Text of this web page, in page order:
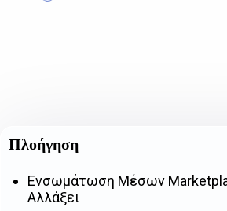
Πλοήγηση
Ενσωμάτωση Μέσων
Αλλάξει